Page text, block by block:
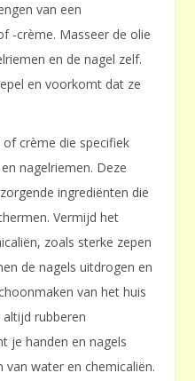
van een
-crème. Masseer de olie
en de nagel zelf.
en voorkomt dat ze
crème die specifiek
nagelriemen. Deze
ingrediënten die
Vermijd het
zoals sterke zepen
de nagels uitdrogen en
van het huis
rubberen
je handen en nagels
water en chemicaliën.